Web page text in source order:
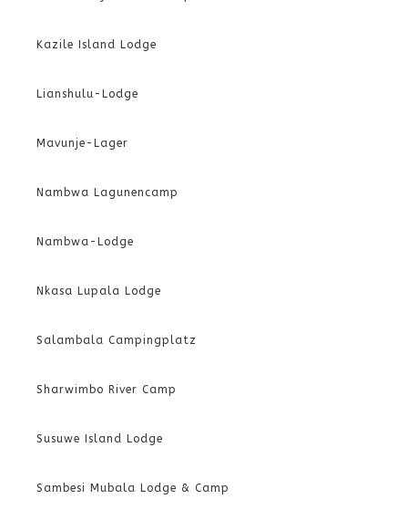
Kazile Island Lodge
Lianshulu-Lodge
Mavunje-Lager
Nambwa Lagunencamp
Nambwa-Lodge
Nkasa Lupala Lodge
Salambala Campingplatz
Sharwimbo River Camp
Susuwe Island Lodge
Sambesi Mubala Lodge & Camp